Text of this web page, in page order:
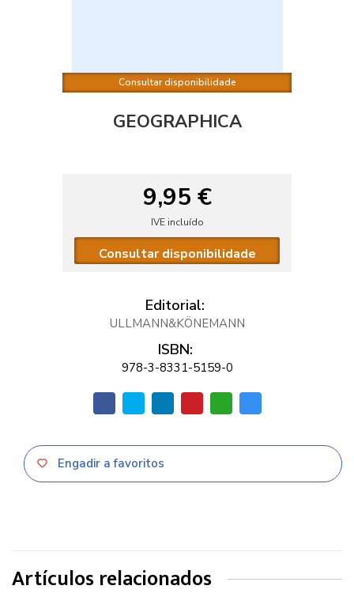
Consultar disponibilidade
GEOGRAPHICA
9,95 €
IVE incluído
Consultar disponibilidade
Editorial:
ULLMANN&KÖNEMANN
ISBN:
978-3-8331-5159-0
Engadir a favoritos
Artículos relacionados